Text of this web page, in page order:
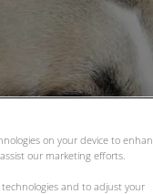
on your device to
our marketing efforts.
technologies and to adjust your